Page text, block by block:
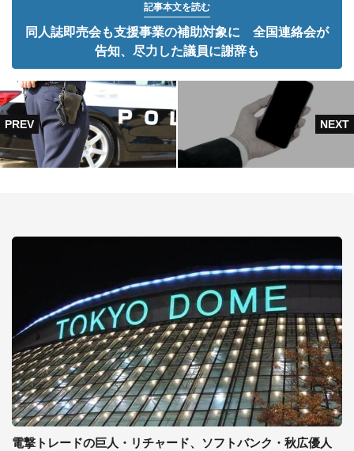
記事本文を読む
同人誌即売会も支援事業の補助対象に 全国連絡会が
告知、尽力した議員に謝辞も
電撃トレードの巨人・リチャード、ソフトバンク・秋広優人